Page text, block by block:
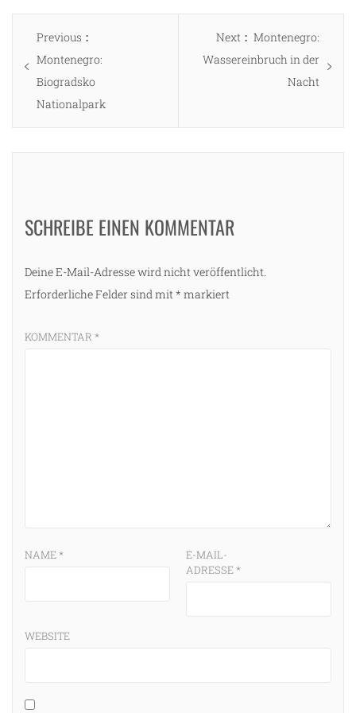
Beitragsnavigation
Previous
post:
Montenegro:
Biogradsko
Nationalpark
Next
Next
post:
Montenegro:
Wassereinbruch in der
Nacht
SCHREIBE EINEN KOMMENTAR
Deine E-Mail-Adresse wird nicht veröffentlicht.
Erforderliche Felder sind mit * markiert
KOMMENTAR *
NAME*
E-MAIL-
ADRESSE*
WEBSITE